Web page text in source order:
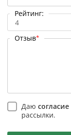
Рейтинг:
4
Отзыв*
Даю согласие
рассылки.